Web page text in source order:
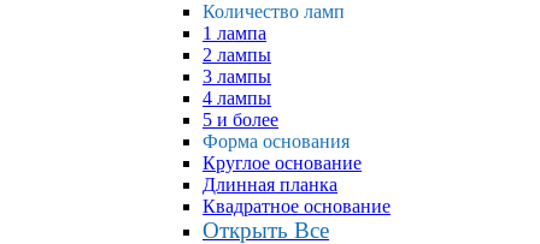
Количество ламп
1 лампа
2 лампы
3 лампы
4 лампы
5 и более
Форма основания
Круглое основание
Длинная планка
Квадратное основание
Открыть Все